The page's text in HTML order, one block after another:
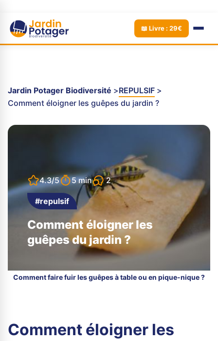
📖 Livre : 29€
Jardin Potager Biodiversité
REPULSIF
Comment éloigner les guêpes du jardin ?
4.3/5 5 min 2
#repulsif
Comment éloigner les
guêpes du jardin ?
Comment faire fuir les guêpes à table ou en pique-nique ?
Comment éloigner les